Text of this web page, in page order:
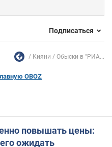
Подписаться
Кияни Обыски в "РИА...
OBOZ
повышать цены:
ожидать